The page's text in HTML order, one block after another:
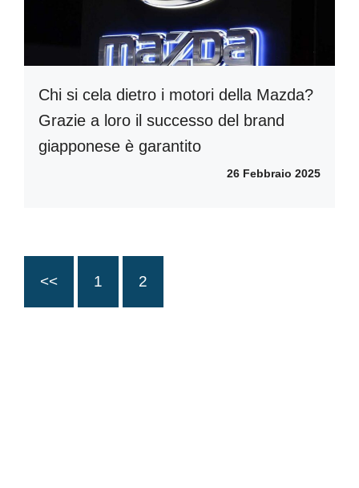
Chi si cela dietro i motori della Mazda?
Grazie a loro il successo del brand
giapponese è garantito
26 Febbraio 2025
<< 1 2